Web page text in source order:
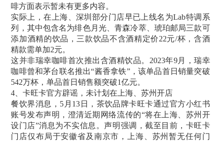
啡方面表示暂未有更多内容。
实际上，在上海、深圳部分门店早已上线名为Lab特调系
列，其中包含名为绯色月光、青森冷萃、琥珀邮局三款可
添加酒精的饮品，三款饮品不含酒精定价22元/杯，含酒
精款需单加2元。
这并非瑞幸咖啡首次推出含酒精饮品。2023年9月，瑞幸
咖啡曾和茅台联名推出“酱香拿铁”，该单品首日销量突破
542万杯，单品首日销售额突破1亿元。
4、卡旺卡官方辟谣，未计划在上海、苏州开店
餐饮界消息，5月13日，茶饮品牌卡旺卡通过官方小红书
账号发布声明，澄清近期网络流传的“将在上海、苏州开
设门店”消息为不实信息。声明强调，截至目前，卡旺卡
门店仅布局于安徽省及南京市，上海、苏州暂无任何门